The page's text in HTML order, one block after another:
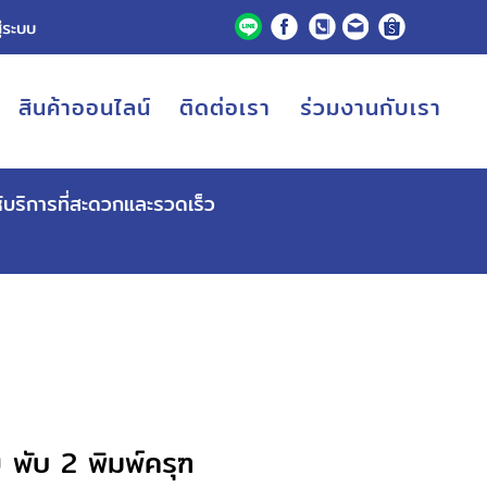
ะบบ
สินค้าออนไลน์ ติดต่อเรา ร่วมงานกับเรา
ริการที่สะดวกและรวดเร็ว
พับ 2 พิมพ์ครุฑ